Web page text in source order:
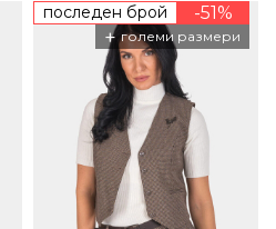
последен брой -51%
+ големи размери